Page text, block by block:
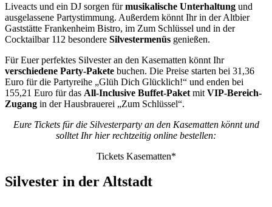
Liveacts und ein DJ sorgen fürmusikalische Unterhaltung und
ausgelassene Partystimmung. Außerdem könnt Ihr in der Altbier
Gaststätte Frankenheim Bistro, im Zum Schlüssel und in der
Cocktailbar 112 besondere Silvestermenüs genießen.
Für Euer perfektes Silvester an den Kasematten könnt Ihr
verschiedene Party-Pakete buchen. Die Preise starten bei 31,36
Euro für die Partyreihe „Glüh Dich Glücklich!“ und enden bei
155,21 Euro für das All-Inclusive Buffet-Paket mit VIP-Bereich-
Zugang in der Hausbrauerei „Zum Schlüssel“.
Eure Tickets für die Silvesterparty an den Kasematten könnt und
solltet Ihr hier rechtzeitig online bestellen:
Tickets Kasematten*
Silvester in der Altstadt